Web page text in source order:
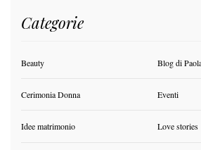
Categorie
Beauty Blog di
Cerimonia Donna Eventi
Idee matrimonio Love stories